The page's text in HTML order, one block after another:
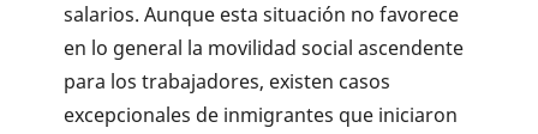
salarios. Aunque esta situación no favorece
en lo general la movilidad social ascendente
para los trabajadores, existen casos
excepcionales de inmigrantes que iniciaron